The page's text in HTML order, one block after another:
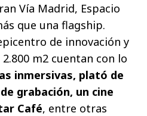
Vía Madrid, Espacio
que una flagship.
de innovación y
m2 cuentan con lo
inmersivas, plató de
grabación, un cine
Café, entre otras